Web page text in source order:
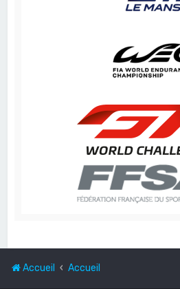
Accueil Accueil